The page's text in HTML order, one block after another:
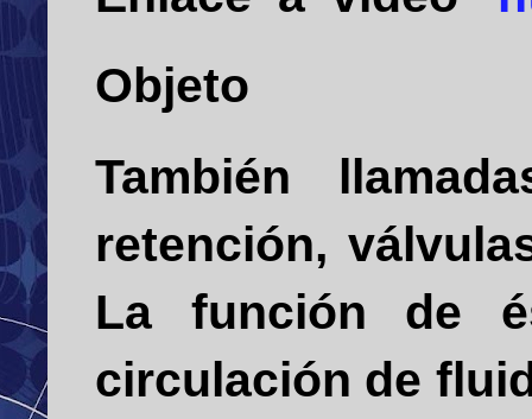
Objeto
También
retención,
La función de
circulación de